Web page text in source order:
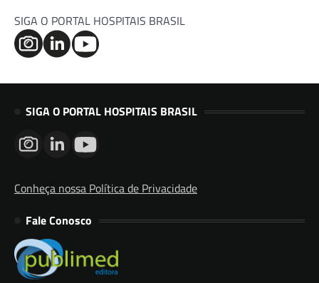
SIGA O PORTAL HOSPITAIS BRASIL
SIGA O PORTAL HOSPITAIS BRASIL
Conheça nossa Política de Privacidade
Fale Conosco